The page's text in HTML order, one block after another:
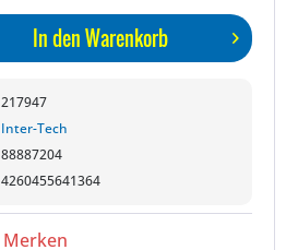
In denWarenkorb
217947
Inter-Tech
88887204
4260455641364
Merken